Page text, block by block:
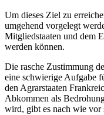
Um dieses Ziel zu
umgehend vorgelegt
Mitgliedstaaten und dem
werden können.
Die rasche Zustimmung
eine schwierige Aufgabe
den Agrarstaaten
Abkommen als
wird, gibt es nach wie vor